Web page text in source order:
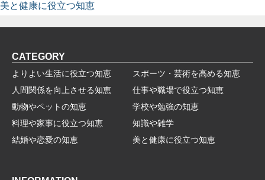
美と健康に役立つ知恵
CATEGORY
よりよい生活に役立つ知恵
スポーツ・芸術を高める知恵
人間関係を向上させる知恵
仕事や職場で役立つ知恵
動物やペットの知恵
学校や勉強の知恵
料理や家事に役立つ知恵
知識や雑学
結婚や恋愛の知恵
美と健康に役立つ知恵